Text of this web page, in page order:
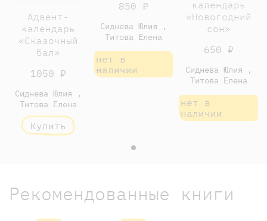
Адвент-
календарь
«Сказочный
бал»
1050 ₽
Сиднева Юлия ,
Титова Елена
Купить
850 ₽
Сиднева Юлия ,
Титова Елена
нет в
наличии
календарь
«Новогодний
сон»
650 ₽
Сиднева Юлия ,
Титова Елена
нет в
наличии
Рекомендованные книги